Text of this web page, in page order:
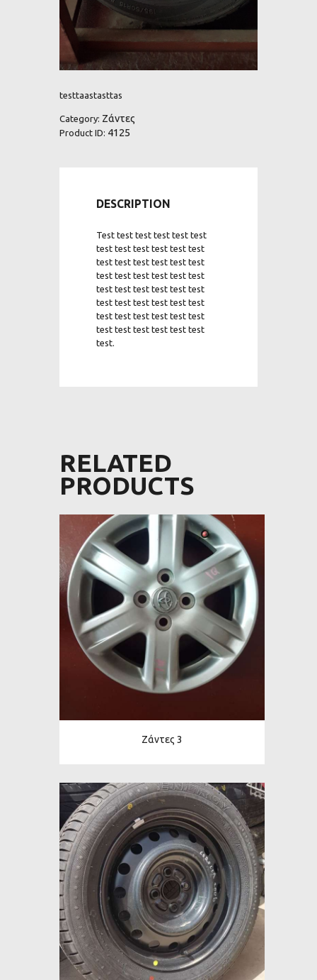
testtaastasttas
Category: Ζάντες
Product ID: 4125
DESCRIPTION
Test test test test test test
test test test test test test
test test test test test test
test test test test test test
test test test test test test
test test test test test test
test test test test test test
test test test test test test
test.
RELATED
PRODUCTS
Ζάντες 3